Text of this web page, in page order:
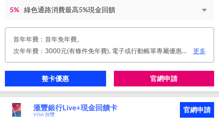
5% 綠色通路消費最高5%現金回饋
首年年費：首年免年費。
次年年費：3000元(有條件免年費), 電子或行動帳單專屬優惠： 申請信用卡電子或行動對帳單且取消實體帳單，於電子/行動帳單申請期間，正、附卡皆享免年費之優惠。 年度消費減免辦法： 第2年起，以收取年費當年前12個月累計消費滿NT$150,000或不限金額消費12次，即免收次年年費。 年費：正卡NT$3,000、附卡NT$1,500，附卡6張(含)以內免年費。
更多
整卡優惠 官網申請
滙豐銀行Live+現金回饋卡
VISA 御璽
官網申請